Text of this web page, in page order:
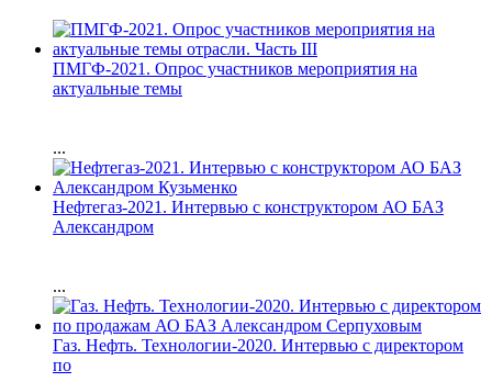
ПМГФ-2021. Опрос участников мероприятия на
актуальные темы
...
Нефтегаз-2021. Интервью с конструктором АО БАЗ
Александром
...
Газ. Нефть. Технологии-2020. Интервью с директором
по